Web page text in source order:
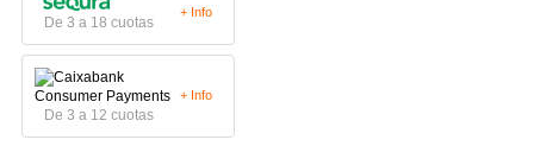
De 3 a 18 cuotas
+ Info
De 3 a 12 cuotas
+ Info